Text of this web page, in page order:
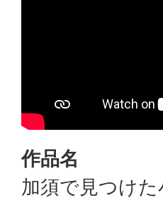
作品名
加須で見つけ